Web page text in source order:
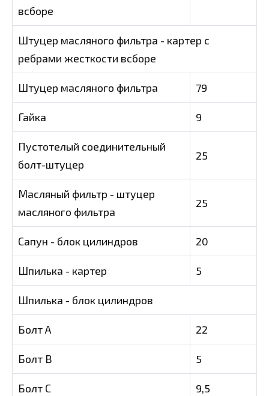
всборе
Штуцер масляного фильтра - картер с
ребрами жесткости всборе
Штуцер масляного фильтра 79
Гайка 9
Пустотелый соединительный
болт-штуцер
25
Масляный фильтр - штуцер
масляного фильтра
25
Сапун - блок цилиндров 20
Шпилька - картер 5
Шпилька - блок цилиндров
Болт А 22
Болт В 5
Болт С 9,5